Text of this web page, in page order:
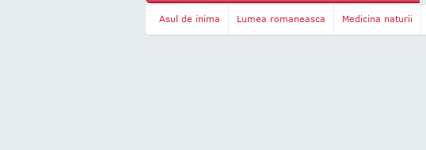
Asul de inima Lumea romaneasca Medicina naturii